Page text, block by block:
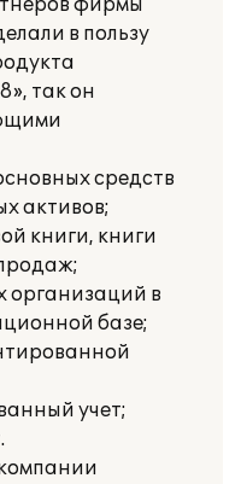
фирмы
в пользу
так он
средств
активов;
книги, книги
организаций в
базе;
учет;